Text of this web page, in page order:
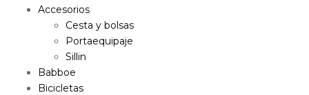
Accesorios
Cesta y bolsas
Portaequipaje
Sillin
Babboe
Bicicletas